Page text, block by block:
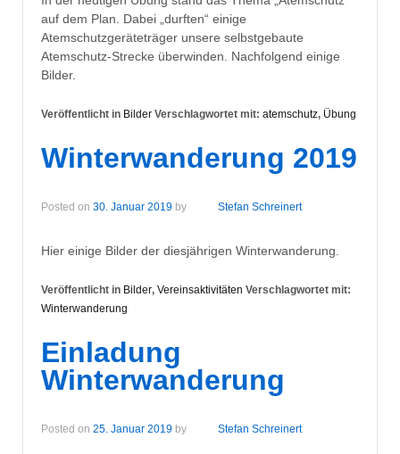
auf dem Plan. Dabei „durften“ einige
Atemschutzgeräteträger unsere selbstgebaute
Atemschutz-Strecke überwinden. Nachfolgend einige
Bilder.
Veröffentlicht in Bilder Verschlagwortet mit: atemschutz, Übung
Winterwanderung 2019
Posted on 30. Januar 2019 by Stefan Schreinert
Hier einige Bilder der diesjährigen Winterwanderung.
Veröffentlicht in Bilder, Vereinsaktivitäten Verschlagwortet mit:
Winterwanderung
Einladung
Winterwanderung
Posted on 25. Januar 2019 by Stefan Schreinert